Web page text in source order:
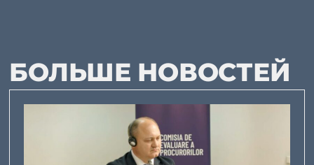
БОЛЬШЕ НОВОСТЕЙ